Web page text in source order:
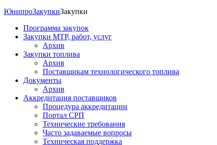
ЮнипроЗакупкиЗакупки
Программа закупок
Закупки МТР, работ, услуг
Архив
Закупки топлива
Архив
Поставщикам технологического топлива
Документы
Архив
Аккредитация поставщиков
Процедура аккредитации
Портал СРП
Технические требования
Часто задаваемые вопросы
Техническая поддержка